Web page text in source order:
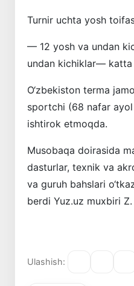
Turnir uchta yosh
— 12 yosh va undan
undan kichiklar— katta
O‘zbekiston terma
sportchi (68 nafar
ishtirok etmoqda.
Musobaqa doirasida
dasturlar, texnik va
va guruh bahslari
berdi Yuz.uz muxbiri
Ulashish: